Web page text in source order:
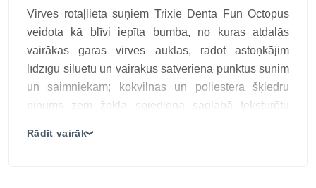
Virves rotaļlieta suņiem Trixie Denta Fun Octopus
veidota kā blīvi iepīta bumba, no kuras atdalās
vairākas garas virves auklas, radot astoņkājim
līdzīgu siluetu un vairākus satvēriena punktus sunim
un saimniekam; kokvilnas un poliestera šķiedru
pinums zem žokļa spiediena saglabā teksturētu
Rādīt vairāk❯